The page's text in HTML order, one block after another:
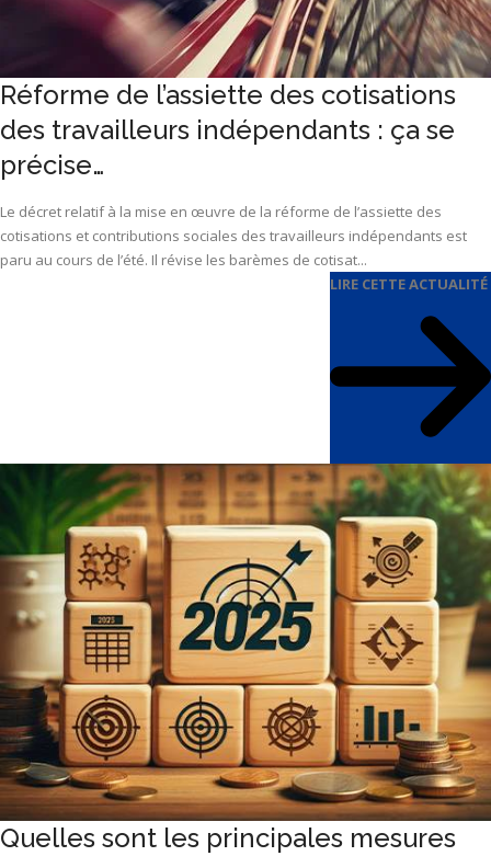
Réforme de l’assiette des cotisations
des travailleurs indépendants : ça se
précise…
Le décret relatif à la mise en œuvre de la réforme de l’assiette des
cotisations et contributions sociales des travailleurs indépendants est
paru au cours de l’été. Il révise les barèmes de cotisat...
LIRE CETTE ACTUALITÉ
Quelles sont les principales mesures